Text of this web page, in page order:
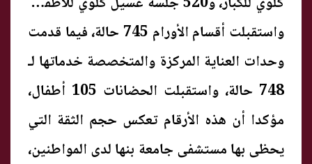
واستقبلت أقسام الأورام 745 حالة، فيما قدمت
وحدات العناية المركزة والمتخصصة خدماتها لـ
748 حالة، واستقبلت الحضانات 105 أطفال،
مؤكدا أن هذه الأرقام تعكس حجم الثقة التي
يحظى بها مستشفى جامعة بنها لدى المواطنين،